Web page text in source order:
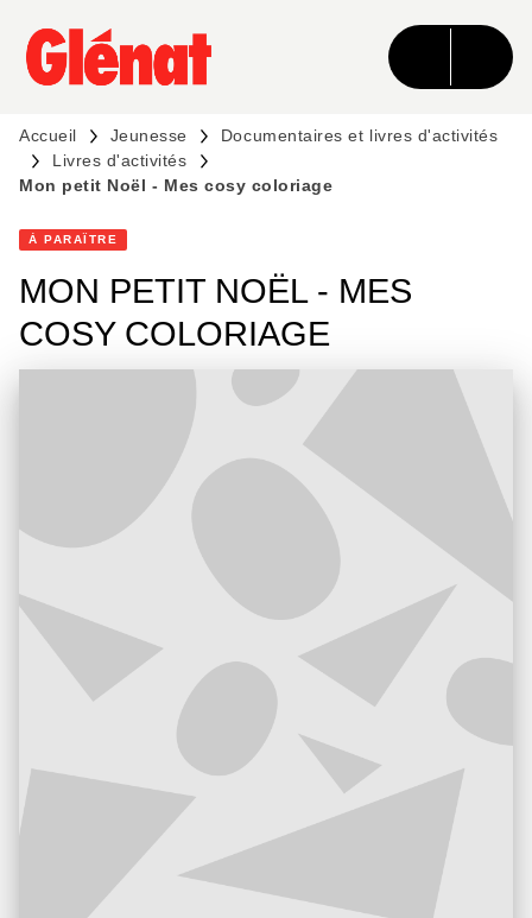
MENU RECHERCHE CONTENU
PIED DE PAGE
Accueil Jeunesse
Documentaires et livres d'activités
Livres d'activités
Mon petit Noël - Mes cosy coloriage
À PARAÎTRE
MON PETIT NOËL - MES
COSY COLORIAGE